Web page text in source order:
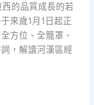
的品質成長的若
來歲1月1日起正
方位、全籠罩、
，解讀河漢區經